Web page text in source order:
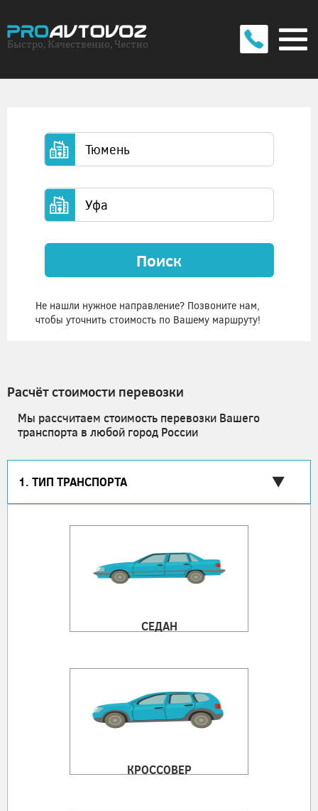
Быстро, Качественно, Честно
Поиск
Не нашли нужное направление? Позвоните нам,
чтобы уточнить стоимость по Вашему маршруту!
Расчёт стоимости перевозки
Мы рассчитаем стоимость перевозки Вашего
транспорта в любой город России
1. ТИП ТРАНСПОРТА
СЕДАН
КРОССОВЕР